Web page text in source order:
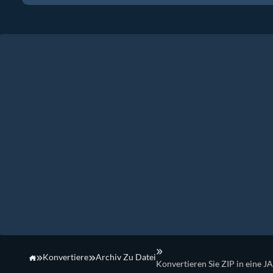
Konvertiere Archiv Zu Datei
Konvertieren Sie ZIP in eine